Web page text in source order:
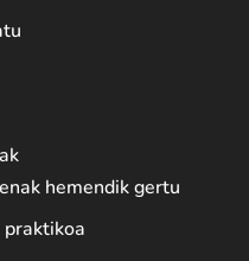
hemendik gertu